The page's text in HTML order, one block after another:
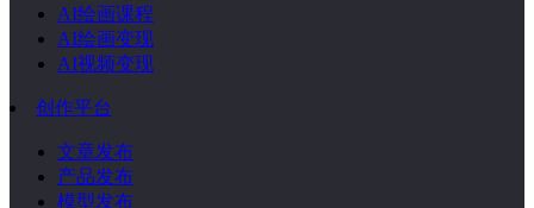
AI绘画课程
AI绘画变现
AI视频变现
创作平台
文章发布
产品发布
模型发布